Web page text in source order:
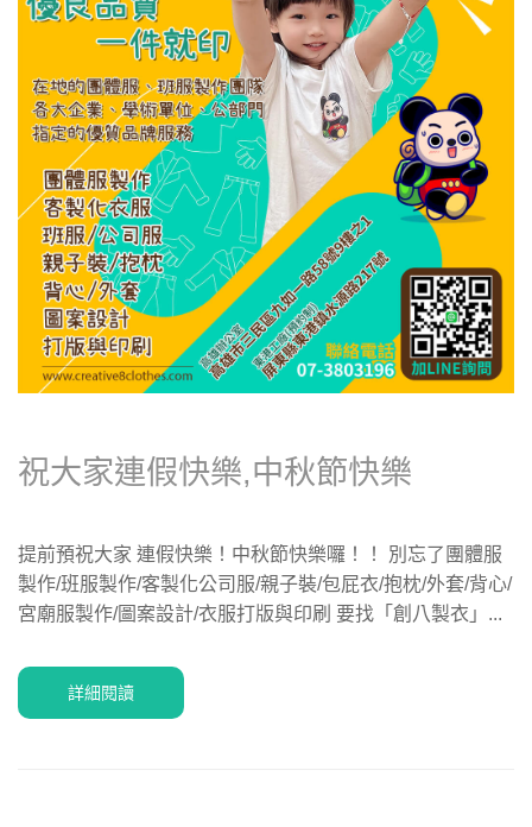
祝大家連假快樂,中秋節快樂
提前預祝大家 連假快樂！中秋節快樂囉！！ 別忘了團體服
製作/班服製作/客製化公司服/親子裝/包屁衣/抱枕/外套/背心/
宮廟服製作/圖案設計/衣服打版與印刷 要找「創八製衣」...
詳細閱讀